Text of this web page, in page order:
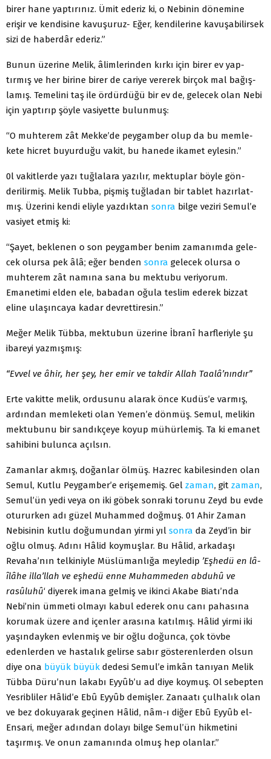
birer hane yaptırınız. Ümit ederiz ki, o Nebinin dönemine
erişir ve kendisine kavuşuruz- Eğer, kendilerine kavuşabilirsek
sizi de haberdâr ederiz.”
Bunun üzerine Melik, âlimlerinden kırkı için birer ev yap­
tırmış ve her birine birer de cariye vererek birçok mal bağış­
lamış. Temelini taş ile ördürdüğü bir ev de, gelecek olan Nebi
için yaptırıp şöyle vasiyette bulunmuş:
“O muhterem zât Mekke’de peygamber olup da bu memle­
kete hicret buyurduğu vakit, bu hanede ikamet eylesin.”
0l vakitlerde yazı tuğlalara yazılır, mektuplar böyle gön­
derilirmiş. Melik Tubba, pişmiş tuğladan bir tablet hazırlat­
mış. Üzerini kendi eliyle yazdıktan sonra bilge veziri Semul’e
vasiyet etmiş ki:
“Şayet, beklenen o son peygamber benim zamanımda gele­
cek olursa pek âlâ; eğer benden sonra gelecek olursa o
muh­terem zât namına sana bu mektubu veriyorum.
Emanetimi el­den ele, babadan oğula teslim ederek bizzat
eline ulaşıncaya kadar devrettiresin.”
Meğer Melik Tübba, mektubun üzerine İbranî harfleriyle şu
ibareyi yazmışmış:
“Evvel ve âhir, her şey, her emir ve takdir Allah Taalâ’nındır”
Erte vakitte melik, ordusunu alarak önce Kudüs’e varmış,
ardından memleketi olan Yemen’e dönmüş. Semul, melikin
mektubunu bir sandıkçeye koyup mühürlemiş. Ta ki emanet
sahibini bulunca açılsın.
Zamanlar akmış, doğanlar ölmüş. Hazrec kabilesinden olan
Semul, Kutlu Peygamber’e erişememiş. Gel zaman, git zaman,
Semul’ün yedi veya on iki göbek sonraki torunu Zeyd bu evde
otururken adı güzel Muhammed doğmuş. 01 Ahir Zaman
Nebisinin kutlu doğumundan yirmi yıl sonra da Zeyd’in bir
oğlu olmuş. Adını Hâlid koymuşlar. Bu Hâlid, arkadaşı
Revaha’nın telkiniyle Müslümanlığa meyledip ’Eşhedü en lâ-
îlâhe illa’llah ve eşhedü enne Muhammeden abduhû ve
rasûluhû‘ diyerek imana gelmiş ve ikinci Akabe Biatı’nda
Nebi’nin üm­meti olmayı kabul ederek onu canı pahasına
korumak üzere and içenler arasına katılmış. Hâlid yirmi iki
yaşındayken ev­lenmiş ve bir oğlu doğunca, çok tövbe
edenlerden ve hastalık gelirse sabır gösterenlerden olsun
diye ona büyük büyük dedesi Semul’e imkân tanıyan Melik
Tübba Düru’nun lakabı Eyyûb’u ad diye koymuş. Ol sebepten
Yesribliler Hâlid’e Ebû Eyyûb demişler. Zanaatı çulhalık olan
ve bez dokuyarak geçi­nen Hâlid, nâm-ı diğer Ebû Eyyûb el-
Ensari, meğer adından dolayı bilge Semul’ün hikmetini
taşırmış. Ve onun zamanında olmuş hep olanlar.”